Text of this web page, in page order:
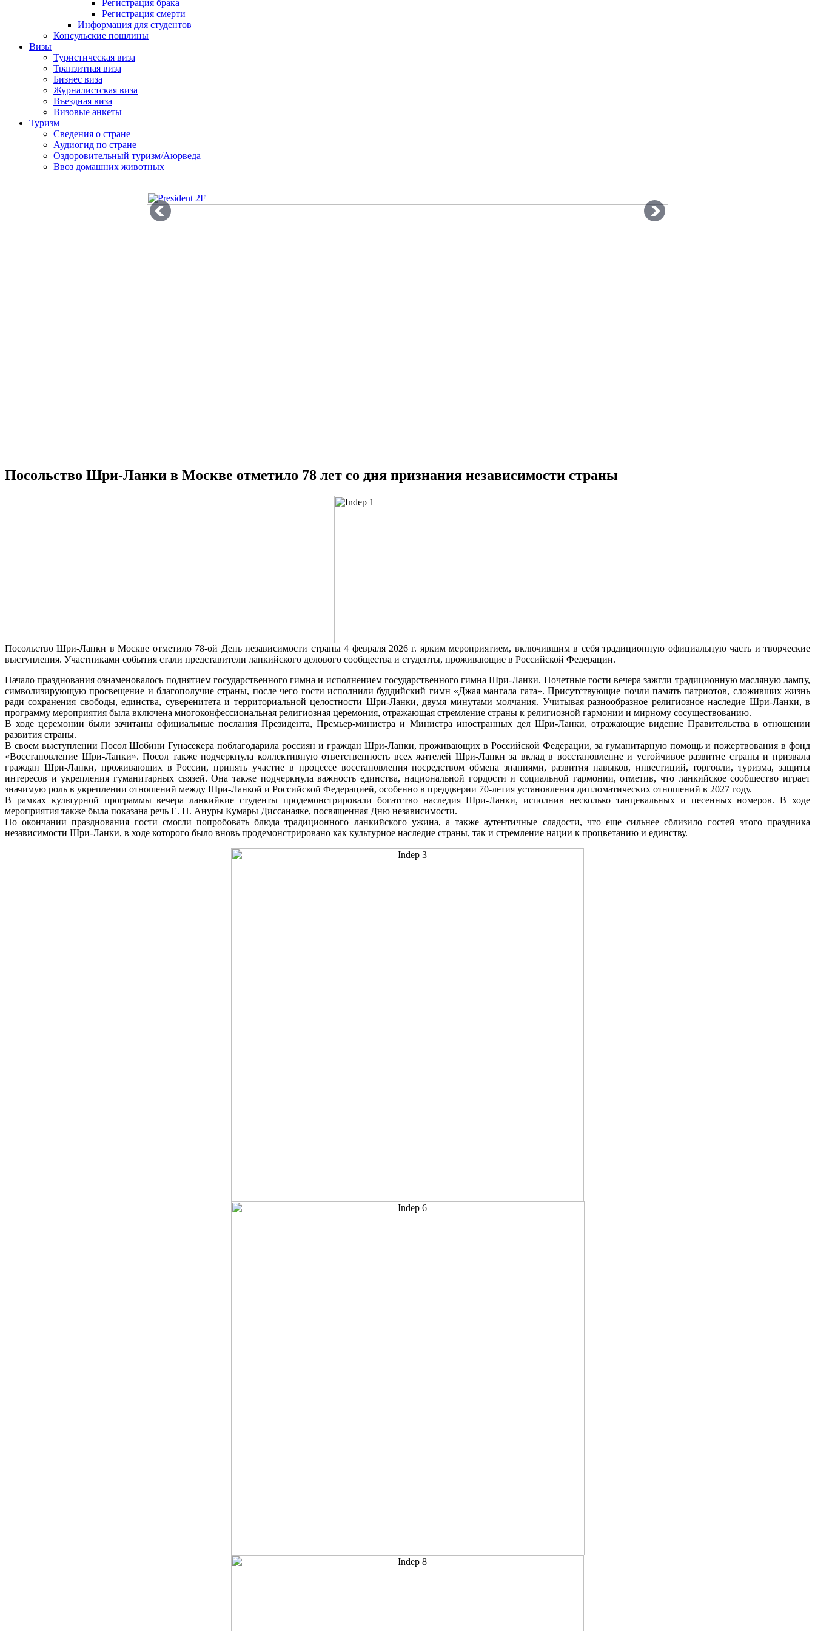
Регистрация брака
Регистрация смерти
Информация для студентов
Консульские пошлины
Визы
Туристическая виза
Транзитная виза
Бизнес виза
Журналистская виза
Въездная виза
Визовые анкеты
Туризм
Сведения о стране
Аудиогид по стране
Оздоровительный туризм/Аюрведа
Ввоз домашних животных
Посольство Шри-Ланки в Москве отметило 78 лет со дня признания независимости страны
Посольство Шри-Ланки в Москве отметило 78-ой День независимости страны 4 февраля 2026 г. ярким мероприятием, включившим в себя традиционную официальную часть и творческие
выступления. Участниками события стали представители ланкийского делового сообщества и студенты, проживающие в Российской Федерации.
Начало празднования ознаменовалось поднятием государственного гимна и исполнением государственного гимна Шри-Ланки. Почетные гости вечера зажгли традиционную масляную лампу,
символизирующую просвещение и благополучие страны, после чего гости исполнили буддийский гимн «Джая мангала гата». Присутствующие почли память патриотов, сложивших жизнь
ради сохранения свободы, единства, суверенитета и территориальной целостности Шри-Ланки, двумя минутами молчания. Учитывая разнообразное религиозное наследие Шри-Ланки, в
программу мероприятия была включена многоконфессиональная религиозная церемония, отражающая стремление страны к религиозной гармонии и мирному сосуществованию.
В ходе церемонии были зачитаны официальные послания Президента, Премьер-министра и Министра иностранных дел Шри-Ланки, отражающие видение Правительства в отношении
развития страны.
В своем выступлении Посол Шобини Гунасекера поблагодарила россиян и граждан Шри-Ланки, проживающих в Российской Федерации, за гуманитарную помощь и пожертвования в фонд
«Восстановление Шри-Ланки». Посол также подчеркнула коллективную ответственность всех жителей Шри-Ланки за вклад в восстановление и устойчивое развитие страны и призвала
граждан Шри-Ланки, проживающих в России, принять участие в процессе восстановления посредством обмена знаниями, развития навыков, инвестиций, торговли, туризма, защиты
интересов и укрепления гуманитарных связей. Она также подчеркнула важность единства, национальной гордости и социальной гармонии, отметив, что ланкийское сообщество играет
значимую роль в укреплении отношений между Шри-Ланкой и Российской Федерацией, особенно в преддверии 70-летия установления дипломатических отношений в 2027 году.
В рамках культурной программы вечера ланкийкие студенты продемонстрировали богатство наследия Шри-Ланки, исполнив несколько танцевальных и песенных номеров. В ходе
мероприятия также была показана речь Е. П. Ануры Кумары Диссанаяке, посвященная Дню независимости.
По окончании празднования гости смогли попробовать блюда традиционного ланкийского ужина, а также аутентичные сладости, что еще сильнее сблизило гостей этого праздника
независимости Шри-Ланки, в ходе которого было вновь продемонстрировано как культурное наследие страны, так и стремление нации к процветанию и единству.